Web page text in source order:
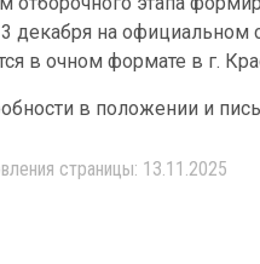
декабря на официальном
в очном формате в г.
в положении и
страницы: 13.11.2025